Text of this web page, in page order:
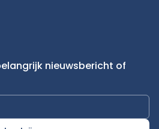
nieuwsbericht of